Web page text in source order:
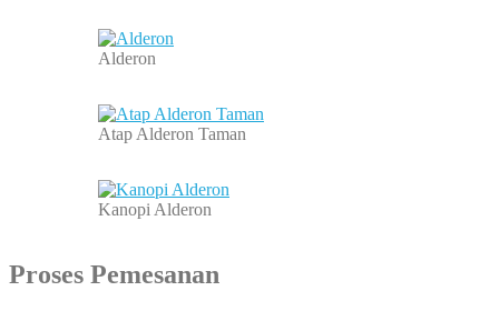
Alderon
Atap Alderon Taman
Kanopi Alderon
Proses Pemesanan